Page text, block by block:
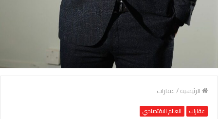
الرئيسية/عقارات
عقارات العالم الاقتصادي